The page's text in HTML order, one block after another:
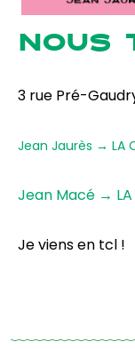
NOUS
3 rue Pré-
Jean Jaurès → LA
Jean Macé → LA
Je viens en tcl !